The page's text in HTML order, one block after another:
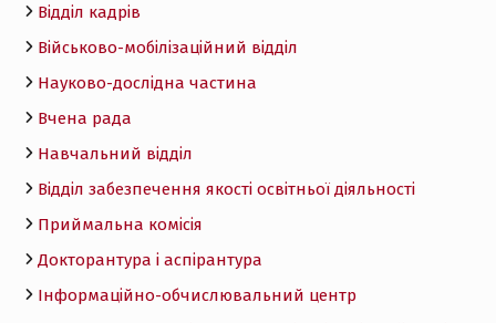
Відділ кадрів
Військово-мобілізаційний відділ
Науково-дослідна частина
Вчена рада
Навчальний відділ
Відділ забезпечення якості освітньої діяльності
Приймальна комісія
Докторантура і аспірантура
Інформаційно-обчислювальний центр